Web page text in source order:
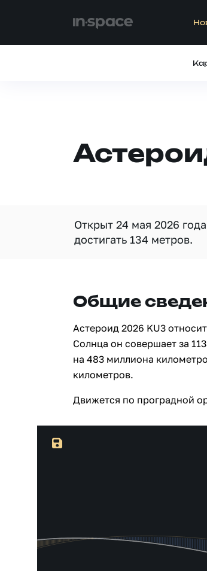
Открыт 24 мая 2026
достигать 134 метров.
Общие
Астероид 2026 KU3
Солнца он совершает за
на 483 миллиона
километров.
Движется по проградной